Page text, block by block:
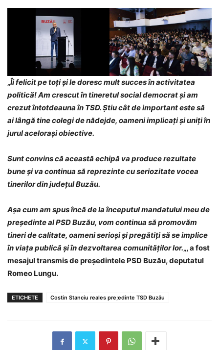
„Îi felicit pe toți și le doresc mult succes în activitatea
politică! Am crescut în tineretul social democrat și am
crezut întotdeauna în TSD. Știu cât de important este să
ai lângă tine colegi de nădejde, oameni implicați și uniți în
jurul acelorași obiective.
Sunt convins că această echipă va produce rezultate
bune și va continua să reprezinte cu seriozitate vocea
tinerilor din județul Buzău.
Așa cum am spus încă de la începutul mandatului meu de
președinte al PSD Buzău, vom continua să promovăm
tineri de calitate, oameni serioși și pregătiți să se implice
în viața publică și în dezvoltarea comunităților lor.„, a fost
mesajul transmis de președintele PSD Buzău, deputatul
Romeo Lungu.
ETICHETE Costin Stanciu reales pre;edinte TSD Buzău